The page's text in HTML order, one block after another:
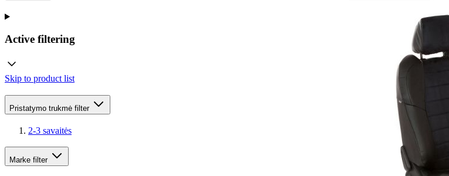
Active filtering
Skip to product list
Pristatymo trukmė filter
2-3 savaitės
Marke filter